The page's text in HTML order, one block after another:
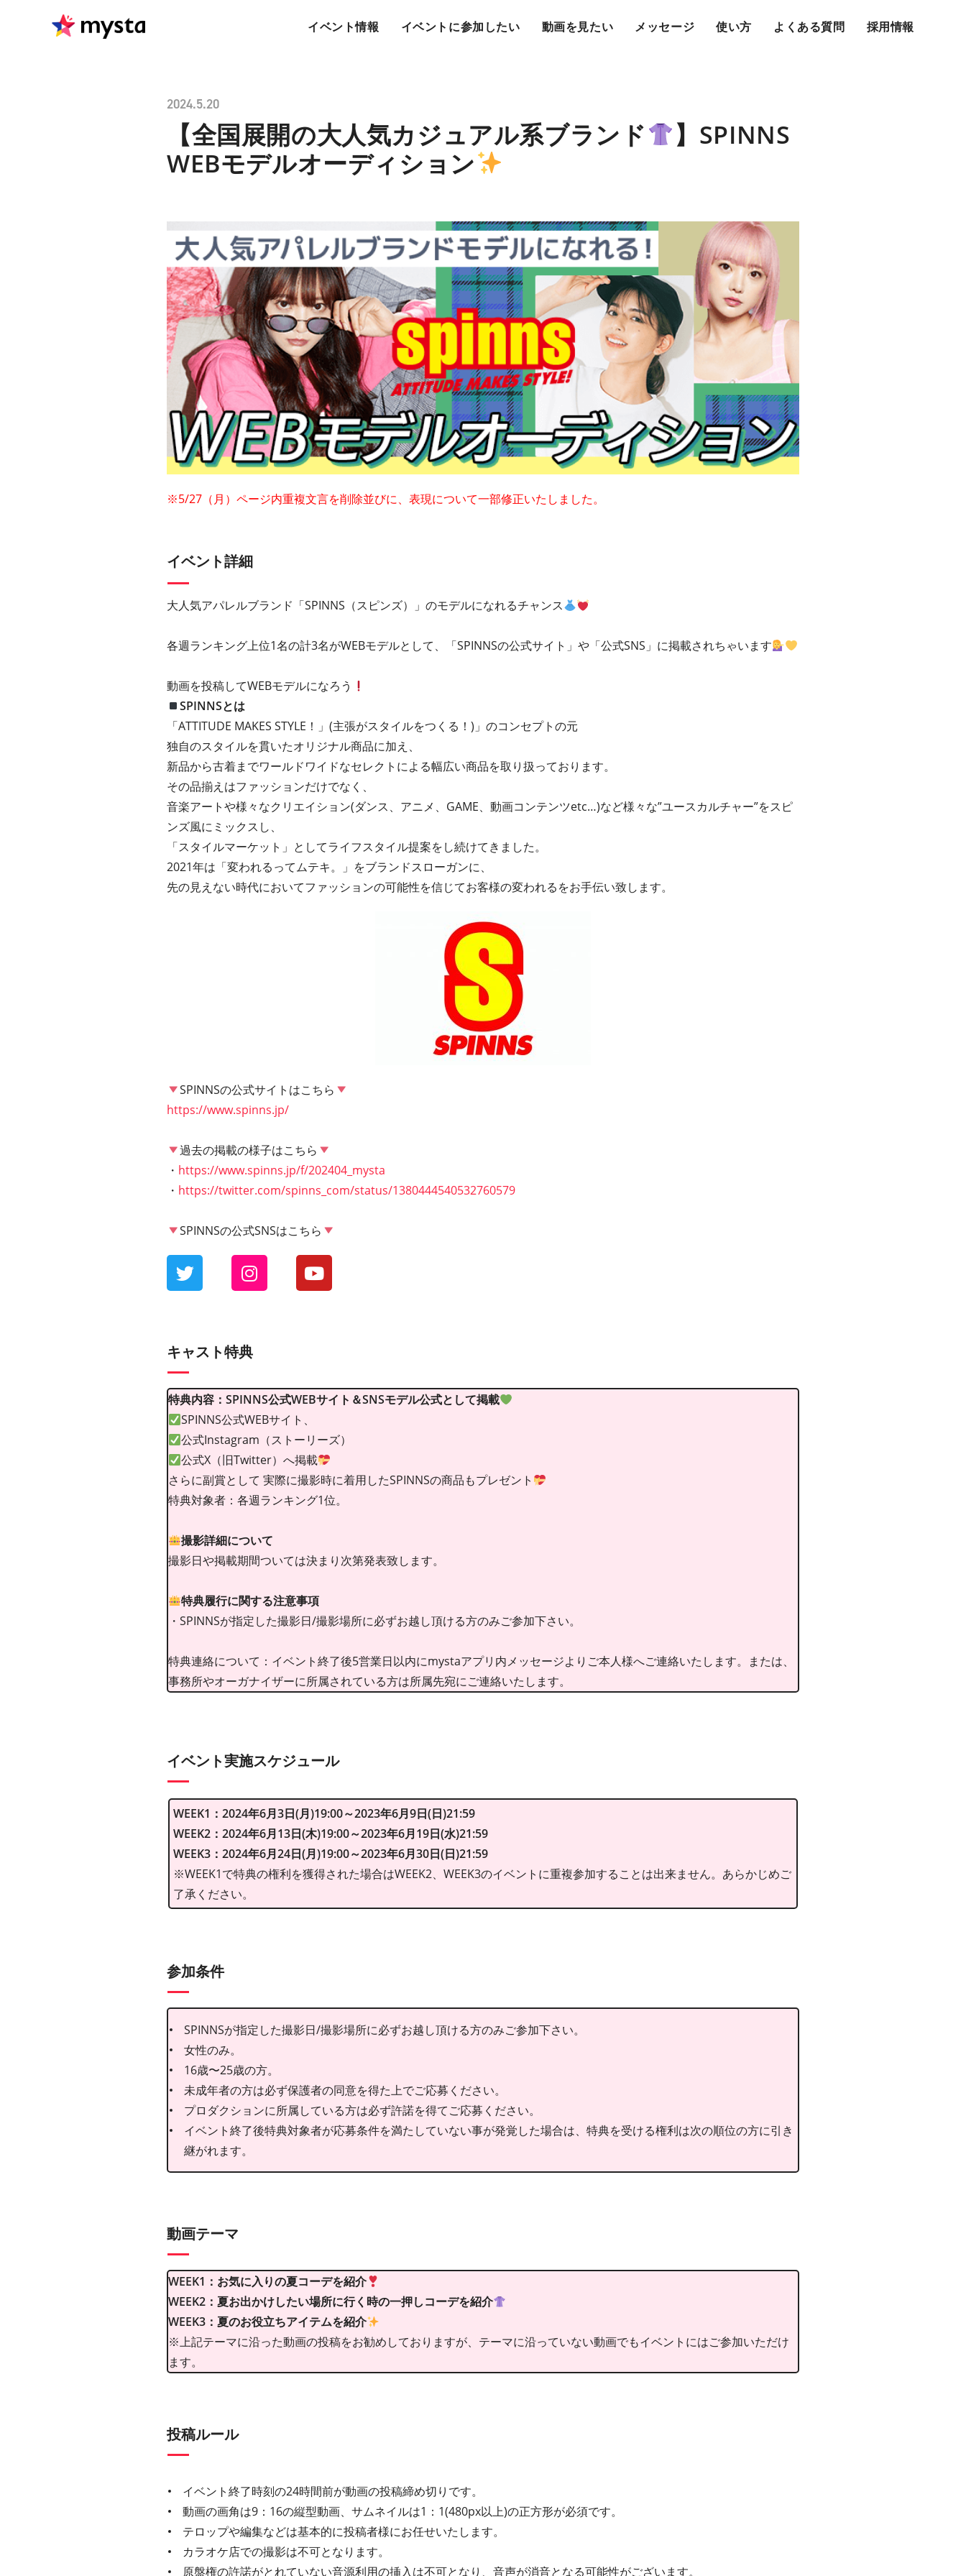
イベント情報 イベントに参加したい 動画を見たい メッセージ 使い方 よくある質問 採用情報
2024.5.20
【全国展開の大人気カジュアル系ブランド
】SPINNS
WEBモデルオーディション
※5/27（月）ページ内重複文言を削除並びに、表現について一部修正いたしました。
イベント詳細
大人気アパレルブランド「SPINNS（スピンズ）」のモデルになれるチャンス
各週ランキング上位1名の計3名がWEBモデルとして、「SPINNSの公式サイト」や「公式SNS」に掲載されちゃいます
動画を投稿してWEBモデルになろう
SPINNSとは
「ATTITUDE MAKES STYLE！」(主張がスタイルをつくる！)」のコンセプトの元
独自のスタイルを貫いたオリジナル商品に加え、
新品から古着までワールドワイドなセレクトによる幅広い商品を取り扱っております。
その品揃えはファッションだけでなく、
音楽アートや様々なクリエイション(ダンス、アニメ、GAME、動画コンテンツetc…)など様々な”ユースカルチャー”をスピ
ンズ風にミックスし、
「スタイルマーケット」としてライフスタイル提案をし続けてきました。
2021年は「変われるってムテキ。」をブランドスローガンに、
先の見えない時代においてファッションの可能性を信じてお客様の変われるをお手伝い致します。
SPINNSの公式サイトはこちら
https://www.spinns.jp/
過去の掲載の様子はこちら
・ https://www.spinns.jp/f/202404_mysta
・ https://twitter.com/spinns_com/status/1380444540532760579
SPINNSの公式SNSはこちら
キャスト特典
特典内容：SPINNS公式WEBサイト＆SNSモデル公式として掲載
SPINNS公式WEBサイト、
公式Instagram（ストーリーズ）
公式X（旧Twitter）へ掲載
さらに副賞として 実際に撮影時に着用したSPINNSの商品もプレゼント
特典対象者：各週ランキング1位。
撮影詳細について
撮影日や掲載期間ついては決まり次第発表致します。
特典履行に関する注意事項
・SPINNSが指定した撮影日/撮影場所に必ずお越し頂ける方のみご参加下さい。
特典連絡について：イベント終了後5営業日以内にmystaアプリ内メッセージよりご本人様へご連絡いたします。 または、
事務所やオーガナイザーに所属されている方は所属先宛にご連絡いたします。
イベント実施スケジュール
WEEK1：2024年6月3日(月)19:00～2023年6月9日(日)21:59
WEEK2：2024年6月13日(木)19:00～2023年6月19日(水)21:59
WEEK3：2024年6月24日(月)19:00～2023年6月30日(日)21:59
※WEEK1で特典の権利を獲得された場合はWEEK2、WEEK3のイベントに重複参加することは出来ません。あらかじめご
了承ください。
参加条件
SPINNSが指定した撮影日/撮影場所に必ずお越し頂ける方のみご参加下さい。
女性のみ。
16歳〜25歳の方。
未成年者の方は必ず保護者の同意を得た上でご応募ください。
プロダクションに所属している方は必ず許諾を得てご応募ください。
イベント終了後特典対象者が応募条件を満たしていない事が発覚した場合は、特典を受ける権利は次の順位の方に引き
継がれます。
動画テーマ
WEEK1：お気に入りの夏コーデを紹介
WEEK2：夏お出かけしたい場所に行く時の一押しコーデを紹介
WEEK3：夏のお役立ちアイテムを紹介
※上記テーマに沿った動画の投稿をお勧めしておりますが、テーマに沿っていない動画でもイベントにはご参加いただけ
ます。
投稿ルール
イベント終了時刻の24時間前が動画の投稿締め切りです。
動画の画角は9：16の縦型動画、サムネイルは1：1(480px以上)の正方形が必須です。
テロップや編集などは基本的に投稿者様にお任せいたします。
カラオケ店での撮影は不可となります。
原盤権の許諾がとれていない音源利用の挿入は不可となり、音声が消音となる可能性がございます。